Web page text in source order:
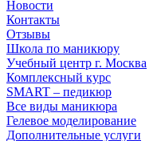
Новости
Контакты
Отзывы
Школа по маникюру
Учебный центр г. Москва
Комплексный курс
SMART – педикюр
Все виды маникюра
Гелевое моделирование
Дополнительные услуги